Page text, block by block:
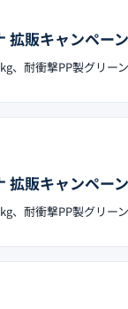
拡販キャンペー
、耐衝撃PP製グリー
拡販キャンペー
、耐衝撃PP製グリー